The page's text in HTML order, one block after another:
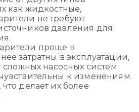
как жидкостные,
не требуют
давления для
проще в
затратны в эксплуатации,
сложных насосных систем.
к изменениям
делает их более